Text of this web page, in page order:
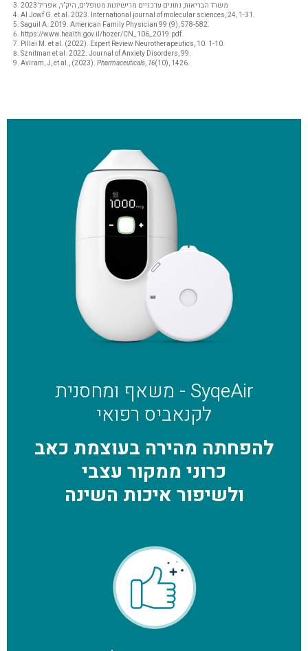
משרד הבריאות, נתונים עדכניים מרישיונות מטופלים, היק”ר, אפריל 2023
Al Jowf G. et al. 2023. International journal of molecular sciences, 24, 1-31.
Saguil A. 2019. American Family Physician 99 (9), 578-582.
https://www.health.gov.il/hozer/CN_106_2019.pdf.
Pillai M. et al. (2022). Expert Review Neurotherapeutics, 10. 1-10.
Sznitman et al. 2022. Journal of Anxiety Disorders, 99.
Aviram, J, et al., (2023). Pharmaceuticals 16(10), 1426.
SyqeAir - משאף ומחסנית
לקנאביס רפואי
להפחתה מהירה בעוצמת כאב
כרוני ממקור עצבי
ולשיפור איכות השינה